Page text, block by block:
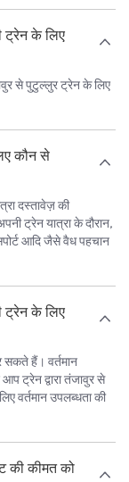
ट्रेन के लिए
से पुटुल्लुर ट्रेन के लिए
कौन से
दस्तावेज़ की
ट्रेन यात्रा के दौरान,
आदि जैसे वैध पहचान
ट्रेन के लिए
हैं। वर्तमान
ट्रेन द्वारा तंजावुर से
वर्तमान उपलब्धता की
की कीमत को